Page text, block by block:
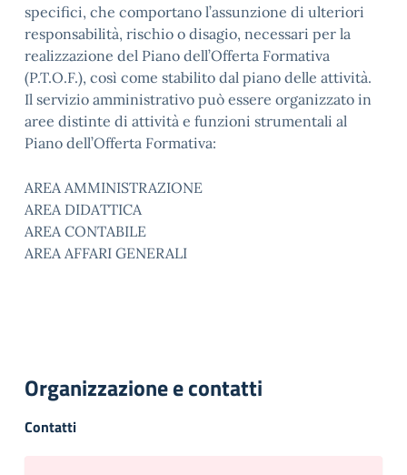
specifici, che comportano l’assunzione di ulteriori
responsabilità, rischio o disagio, necessari per la
realizzazione del Piano dell’Offerta Formativa
(P.T.O.F.), così come stabilito dal piano delle attività.
Il servizio amministrativo può essere organizzato in
aree distinte di attività e funzioni strumentali al
Piano dell’Offerta Formativa:
AREA AMMINISTRAZIONE
AREA DIDATTICA
AREA CONTABILE
AREA AFFARI GENERALI
Organizzazione e contatti
Contatti